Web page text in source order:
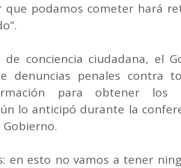
que podamos cometer hará
conciencia ciudadana, el
denuncias penales contra
para obtener los
lo anticipó durante la
en esto no vamos a tener